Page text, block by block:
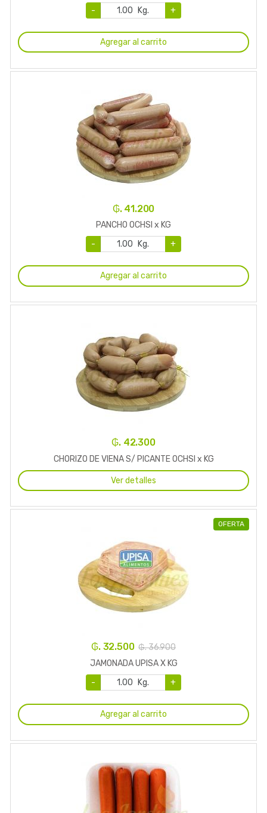
-
Kg. +
Agregar al carrito
₲. 41.200
PANCHO OCHSI x KG
-
Kg. +
Agregar al carrito
₲. 42.300
CHORIZO DE VIENA S/ PICANTE OCHSI x KG
Ver detalles
OFERTA
₲. 32.500 ₲. 36.900
JAMONADA UPISA X KG
-
Kg. +
Agregar al carrito